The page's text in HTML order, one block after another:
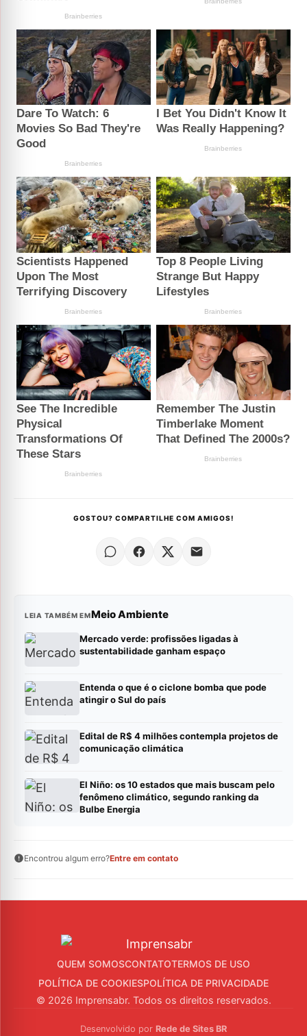
GOSTOU? COMPARTILHE COM AMIGOS!
LEIA TAMBÉM EMMeio Ambiente
Mercado verde: profissões ligadas à
sustentabilidade ganham espaço
Entenda o que é o ciclone bomba que pode
atingir o Sul do país
Edital de R$ 4 milhões contempla projetos de
comunicação climática
El Niño: os 10 estados que mais buscam pelo
fenômeno climático, segundo ranking da
Bulbe Energia
Encontrou algum erro?Entre em contato
QUEM SOMOSCONTATOTERMOS DE USO
POLÍTICA DE COOKIESPOLÍTICA DE PRIVACIDADE
© 2026 Imprensabr. Todos os direitos reservados.
Desenvolvido por Rede de Sites BR